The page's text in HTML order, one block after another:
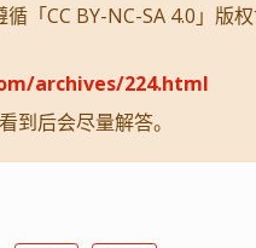
「CC BY-NC-SA 4.0」版
archives/224.html
到后会尽量解答。